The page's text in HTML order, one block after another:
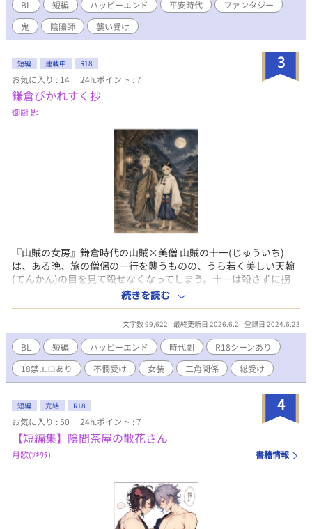
イトにも掲載しています。 ※ ざっくり平安時代でいいよね！の精
神の下、自由に書き進めましたので、それを念頭に読んでいただ
けたらと思います。
BL 短編 ハッピーエンド 平安時代
ファンタジー
鬼
陰陽師 襲い受け
3
短編 連載中 R18
お気に入り : 14 24h.ポイント : 7
鎌倉ぴかれすく抄
御厨 匙
『山賊の女房』鎌倉時代の山賊×美僧 山賊の十一(じゅういち)
は、ある晩、旅の僧侶の一行を襲うものの、うら若く美しい天翰
(てんかん)の目を見て殺せなくなってしまう。十一は殺さずに拐
(かどわか)すが……。 『鞘鳴りえれぢゐ』鎌倉時代の山賊×山賊
濡れ衣を着せられ酒屋を飛びだした喜作(きさく)は、隻眼の山賊
に拾われる。喜作は喜々須(きぎす)と名を変え、山賊見習いとし
て暮らしはじめるが、兄貴分の夷虎(いとら)は手の早い男
で……？ 『梟の眸(め)』鎌倉時代の僧侶×稚児 修行僧の愚鶴(ぐか
く)は、稚児の鵠丸(くぐいまる)に一目惚れする。しかし鵠丸は貫
主のものであり、それは道ならぬ恋だった。
続きを読む
文字数 99,622 最終更新日 2026.6.2 登録日 2024.6.23
BL 短編 ハッピーエンド 時代劇
R18シーンあり
18禁エロあり
不憫受け 女装 三角関係 総受け
4
短編 完結 R18
お気に入り : 50 24h.ポイント : 7
【短編集】陰間茶屋の散花さん
月歌(ﾂｷｳﾀ) 書籍情報